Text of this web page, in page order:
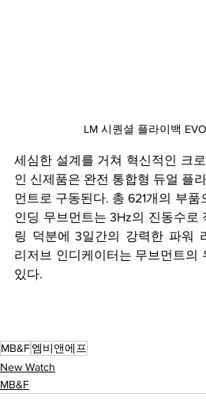
LM 시퀀셜 플라이백
세심한 설계를 거쳐 혁신적인 크
인 신제품은 완전 통합형 듀얼 플
먼트로 구동된다. 총 621개의 부
인딩 무브먼트는 3Hz의 진동수로
링 덕분에 3일간의 강력한 파워
리저브 인디케이터는 무브먼트의
있다.
MB&F엠비앤에프
New Watch
MB&F